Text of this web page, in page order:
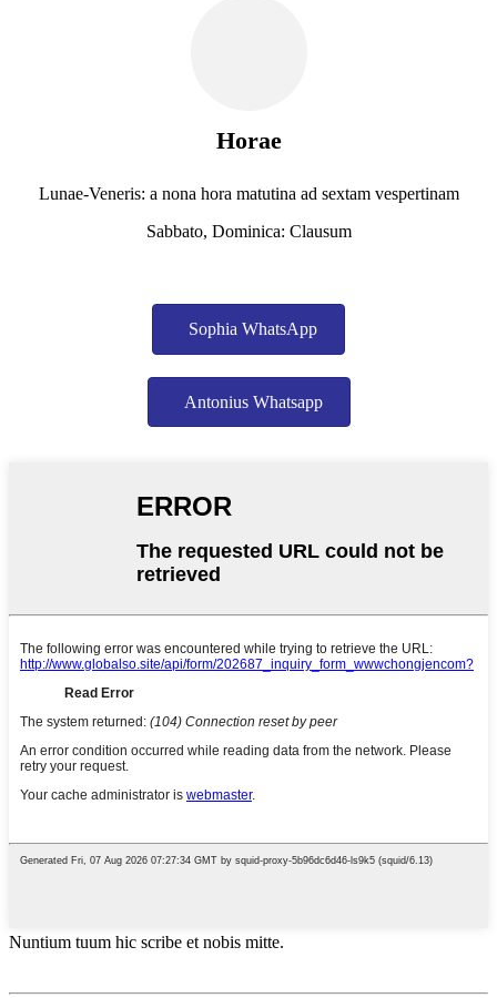
Horae
Lunae-Veneris: a nona hora matutina ad sextam vespertinam
Sabbato, Dominica: Clausum
Sophia WhatsApp
Antonius Whatsapp
Nuntium tuum hic scribe et nobis mitte.